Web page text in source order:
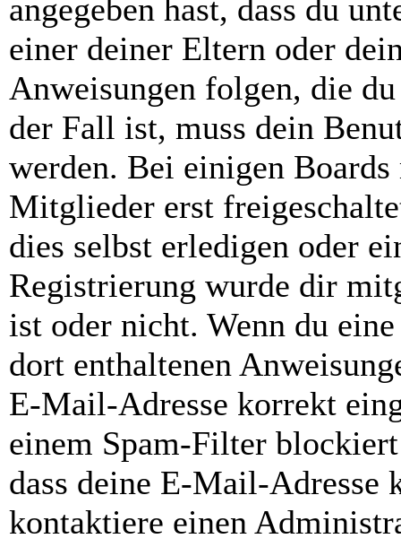
angegeben hast, dass du
einer deiner Eltern oder
Anweisungen folgen, die
der Fall ist, muss dein
werden. Bei einigen Boards
Mitglieder erst
dies selbst erledigen oder
Registrierung wurde dir
ist oder nicht. Wenn du
dort enthaltenen
E-Mail-Adresse korrekt
einem Spam-Filter
dass deine E-Mail-Adresse
kontaktiere einen